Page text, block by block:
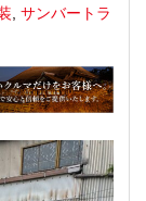
, サンバートラ